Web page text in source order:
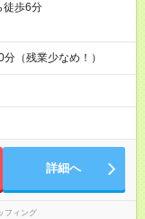
徒歩6分
（残業少なめ！）
詳細へ
フィング